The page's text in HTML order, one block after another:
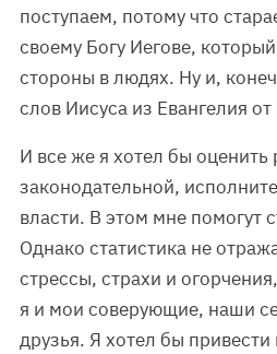
поступаем, потому что
своему Богу Иегове,
стороны в людях. Ну и,
слов Иисуса из Евангелия
И все же я хотел бы оценить
законодательной,
власти. В этом мне помогут
Однако статистика не
стрессы, страхи и
я и мои соверующие, наши
друзья. Я хотел бы